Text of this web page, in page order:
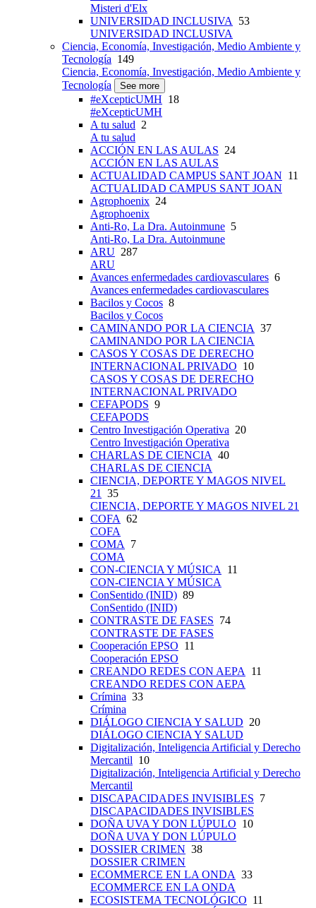
Misteri d'Elx
UNIVERSIDAD INCLUSIVA
53
UNIVERSIDAD INCLUSIVA
Ciencia, Economía, Investigación, Medio Ambiente y
Tecnología 149
Ciencia, Economía, Investigación, Medio Ambiente y
Tecnología
See more
#eXcepticUMH 18
#eXcepticUMH
A tu salud 2
A tu salud
ACCIÓN EN LAS AULAS 24
ACCIÓN EN LAS AULAS
ACTUALIDAD CAMPUS SANT JOAN 11
ACTUALIDAD CAMPUS SANT JOAN
Agrophoenix 24
Agrophoenix
Anti-Ro, La Dra. Autoinmune 5
Anti-Ro, La Dra. Autoinmune
ARU 287
ARU
Avances enfermedades cardiovasculares 6
Avances enfermedades cardiovasculares
Bacilos y Cocos 8
Bacilos y Cocos
CAMINANDO POR LA CIENCIA 37
CAMINANDO POR LA CIENCIA
CASOS Y COSAS DE DERECHO
INTERNACIONAL PRIVADO 10
CASOS Y COSAS DE DERECHO
INTERNACIONAL PRIVADO
CEFAPODS 9
CEFAPODS
Centro Investigación Operativa 20
Centro Investigación Operativa
CHARLAS DE CIENCIA 40
CHARLAS DE CIENCIA
CIENCIA, DEPORTE Y MAGOS NIVEL
21
35
CIENCIA, DEPORTE Y MAGOS NIVEL 21
COFA 62
COFA
COMA
7
COMA
CON-CIENCIA Y MÚSICA
11
CON-CIENCIA Y MÚSICA
ConSentido (INID) 89
ConSentido (INID)
CONTRASTE DE FASES 74
CONTRASTE DE FASES
Cooperación EPSO 11
Cooperación EPSO
CREANDO REDES CON AEPA
11
CREANDO REDES CON AEPA
Crímina 33
Crímina
DIÁLOGO CIENCIA Y SALUD 20
DIÁLOGO CIENCIA Y SALUD
Digitalización, Inteligencia Artificial y Derecho
Mercantil 10
Digitalización, Inteligencia Artificial y Derecho
Mercantil
DISCAPACIDADES INVISIBLES 7
DISCAPACIDADES INVISIBLES
DOÑA UVA Y DON LÚPULO 10
DOÑA UVA Y DON LÚPULO
DOSSIER CRIMEN 38
DOSSIER CRIMEN
ECOMMERCE EN LA ONDA 33
ECOMMERCE EN LA ONDA
ECOSISTEMA TECNOLÓGICO 11